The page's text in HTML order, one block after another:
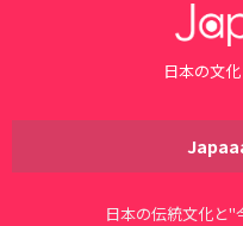
日本の文
日本の伝統文化と